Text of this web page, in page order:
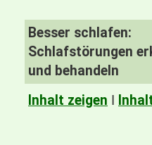
Besser schlafen:
Schlafstörungen
und behandeln
Inhalt zeigen I